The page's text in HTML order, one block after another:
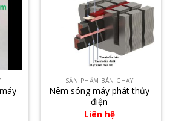
SẢN PHẨM BÁN CHẠY
Nêm sóng máy phát thủy
điện
Liên hệ